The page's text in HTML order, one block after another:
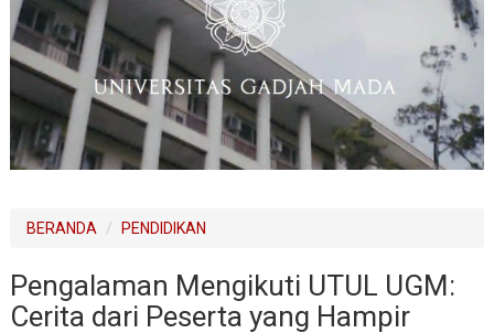
BERANDA PENDIDIKAN
Pengalaman Mengikuti UTUL UGM:
Cerita dari Peserta yang Hampir